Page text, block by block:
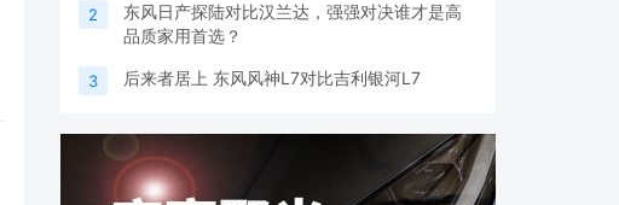
2
东风日产探陆对比汉兰达，强强对决谁才是高
品质家用首选？
3 后来者居上 东风风神L7对比吉利银河L7